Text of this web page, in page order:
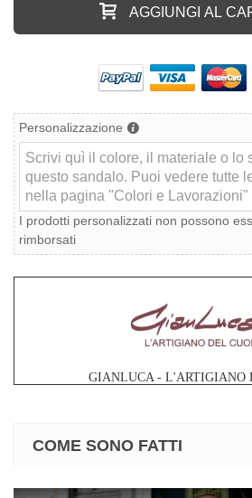
AGGIUNGI AL
Personalizzazione
I prodotti personalizzati non possono
rimborsati
GIANLUCA - L'ARTIGIANO
COME SONO FATTI